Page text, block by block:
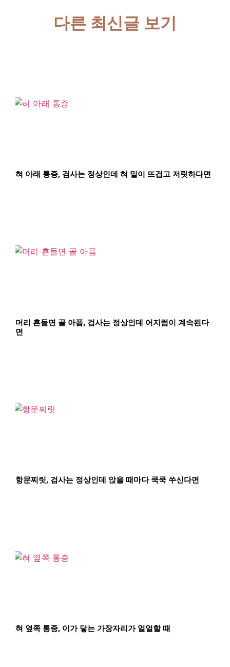
다른 최신글 보기
혀 아래 통증, 검사는 정상인데 혀 밑이 뜨겁고 저릿하다면
머리 흔들면 골 아픔, 검사는 정상인데 어지럼이 계속된다
면
항문찌릿, 검사는 정상인데 앉을 때마다 쿡쿡 쑤신다면
혀 옆쪽 통증, 이가 닿는 가장자리가 얼얼할 때